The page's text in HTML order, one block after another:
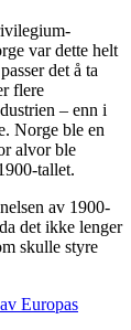
var dette helt
det å ta
flere
– enn i
Norge ble en
alvor ble
tallet.
av 1900-
det ikke lenger
skulle styre
Europas